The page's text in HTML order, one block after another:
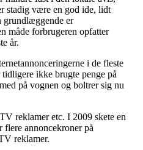
stadig være en god ide, lidt
grundlæggende er
måde forbrugeren opfatter
år.
i de fleste
ikke brugte penge på
på vognen og boltrer sig nu
reklamer etc. I 2009 skete en
annoncekroner på
reklamer.